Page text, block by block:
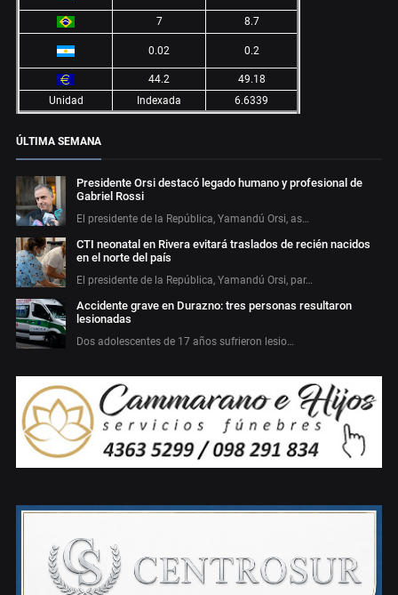
7 8.7
0.02 0.2
44.2
49.18
Unidad
Indexada 6.6339
ÚLTIMA SEMANA
Presidente Orsi destacó legado humano y profesional de
Gabriel Rossi
El presidente de la República, Yamandú Orsi, as…
CTI neonatal en Rivera evitará traslados de recién nacidos
en el norte del país
El presidente de la República, Yamandú Orsi, par…
Accidente grave en Durazno: tres personas resultaron
lesionadas
Dos adolescentes de 17 años sufrieron lesio…